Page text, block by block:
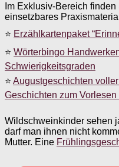
Im Exklusiv-Bereich
einsetzbares
⭐ Erzählkartenpaket
⭐ Wörterbingo
Schwierigkeitsgraden
⭐ Augustgeschichten
Geschichten zum
Wildschweinkinder sehen
darf man ihnen nicht
Mutter. Eine